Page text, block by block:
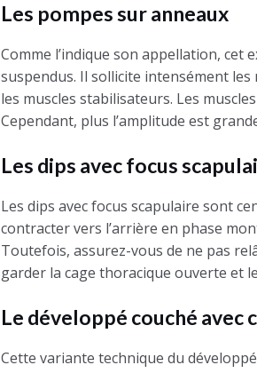
Les pompes sur anneaux
Comme l’indique son appellation, cet
suspendus. Il sollicite intensément
les muscles stabilisateurs. Les
Cependant, plus l’amplitude est
Les dips avec focus
Les dips avec focus scapulaire sont
contracter vers l’arrière en phase
Toutefois, assurez-vous de ne pas
garder la cage thoracique ouverte et
Le développé couché
Cette variante technique du